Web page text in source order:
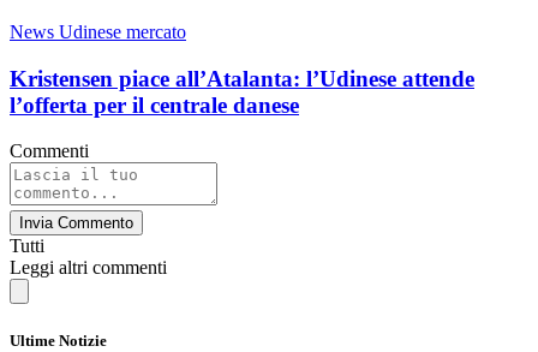
News Udinese mercato
Kristensen piace all’Atalanta: l’Udinese attende
l’offerta per il centrale danese
Commenti
Invia Commento
Tutti
Leggi altri commenti
Ultime Notizie